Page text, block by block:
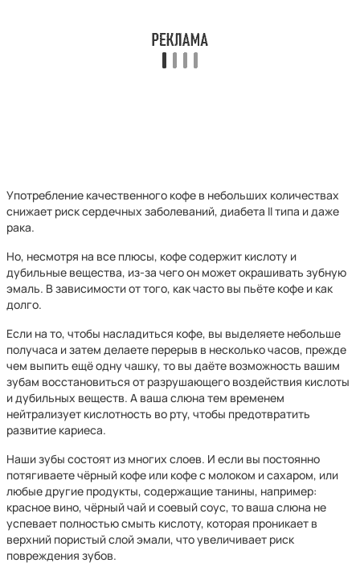
Употребление качественного кофе в небольших количествах
снижает риск сердечных заболеваний, диабета II типа и даже
рака.
Но, несмотря на все плюсы, кофе содержит кислоту и
дубильные вещества, из-за чего он может окрашивать зубную
эмаль. В зависимости от того, как часто вы пьёте кофе и как
долго.
Если на то, чтобы насладиться кофе, вы выделяете небольше
получаса и затем делаете перерыв в несколько часов, прежде
чем выпить ещё одну чашку, то вы даёте возможность вашим
зубам восстановиться от разрушающего воздействия кислоты
и дубильных веществ. А ваша слюна тем временем
нейтрализует кислотность во рту, чтобы предотвратить
развитие кариеса.
Наши зубы состоят из многих слоев. И если вы постоянно
потягиваете чёрный кофе или кофе с молоком и сахаром, или
любые другие продукты, содержащие танины, например:
красное вино, чёрный чай и соевый соус, то ваша слюна не
успевает полностью смыть кислоту, которая проникает в
верхний пористый слой эмали, что увеличивает риск
повреждения зубов.